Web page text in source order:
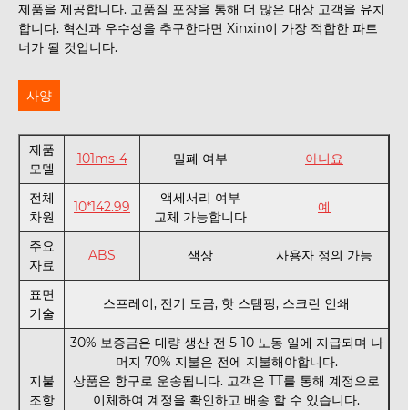
제품을 제공합니다. 고품질 포장을 통해 더 많은 대상 고객을 유치
합니다. 혁신과 우수성을 추구한다면 Xinxin이 가장 적합한 파트
너가 될 것입니다.
사양
제품
모델
101ms-4 밀폐 여부 아니요
전체
차원
10*142.99
액세서리 여부
교체 가능합니다
예
주요
자료
ABS 색상 사용자 정의 가능
표면
기술
스프레이, 전기 도금, 핫 스탬핑, 스크린 인쇄
지불
조항
30% 보증금은 대량 생산 전 5-10 노동 일에 지급되며 나
머지 70% 지불은 전에 지불해야합니다.
상품은 항구로 운송됩니다. 고객은 TT를 통해 계정으로
이체하여 계정을 확인하고 배송 할 수 있습니다.